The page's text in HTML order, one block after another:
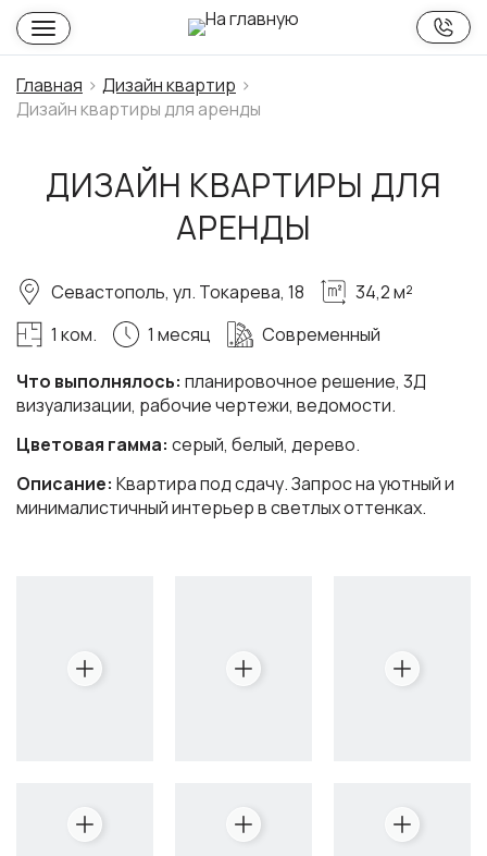
Главная
Дизайн квартир
Дизайн квартиры для аренды
ДИЗАЙН КВАРТИРЫ ДЛЯ
АРЕНДЫ
Что выполнялось: планировочное решение, 3Д
визуализации, рабочие чертежи, ведомости.
Цветовая гамма: серый, белый, дерево.
Описание: Квартира под сдачу. Запрос на уютный и
минималистичный интерьер в светлых оттенках.
Севастополь, ул. Токарева, 18
34,2 м²
1 ком.
1 месяц Современный